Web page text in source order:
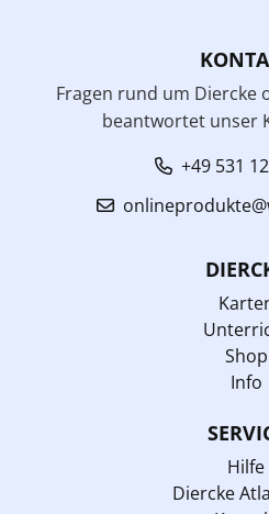
Fragen rund um Diercke
beantwortet unser
+49 531
Shop
Info
Hilfe
Diercke